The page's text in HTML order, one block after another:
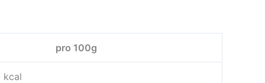
pro 100g
kcal